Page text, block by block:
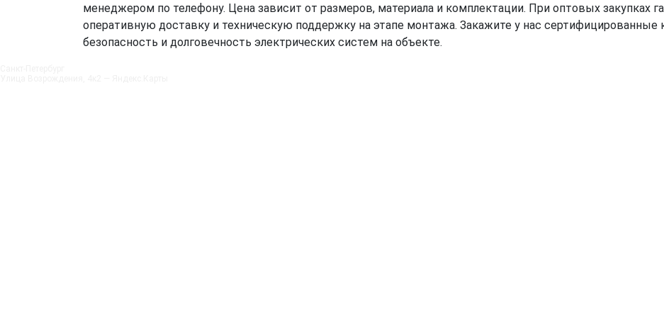
менеджером по телефону. Цена зависит от размеров, материала и комплектации. При оптовых закупках
оперативную доставку и техническую поддержку на этапе монтажа. Закажите у нас сертифицированные
безопасность и долговечность электрических систем на объекте.